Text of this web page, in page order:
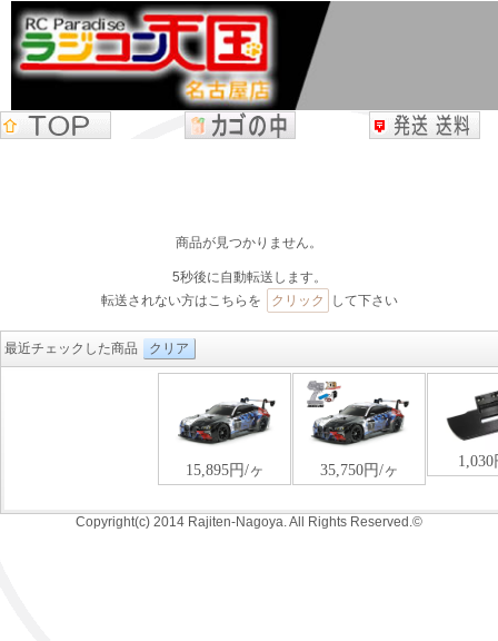
商品が見つかりません。
5秒後に自動転送します。
転送されない方はこちらを
クリック して下さい
最近チェックした商品 クリア
Copyright(c) 2014 Rajiten-Nagoya. All Rights Reserved.©